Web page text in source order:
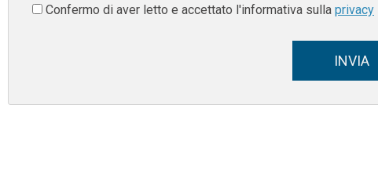
Confermo di aver letto e accettato l'informativa sulla privacy
INVIA